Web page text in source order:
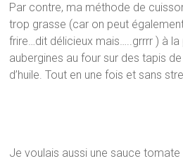
Par contre, ma méthode de
trop grasse (car on peut
frire…dit délicieux mais…..grrrr ) à
aubergines au four sur des tapis
d’huile. Tout en une fois et sans
Je voulais aussi une sauce